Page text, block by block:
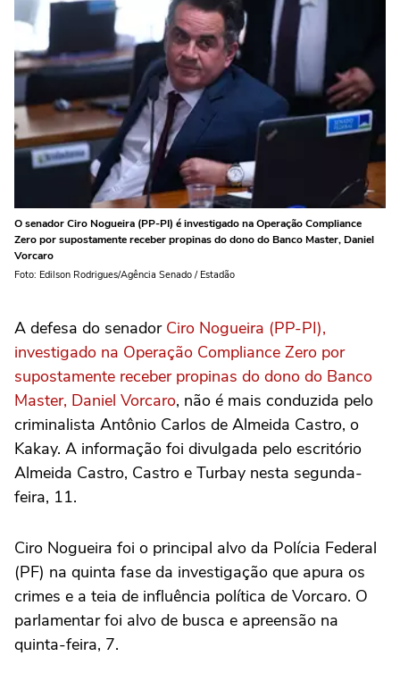
O senador Ciro Nogueira (PP-PI) é investigado na Operação Compliance
Zero por supostamente receber propinas do dono do Banco Master, Daniel
Vorcaro
Foto: Edilson Rodrigues/Agência Senado / Estadão
A defesa do senador Ciro Nogueira (PP-PI),
investigado na Operação Compliance Zero por
supostamente receber propinas do dono do Banco
Master, Daniel Vorcaro, não é mais conduzida pelo
criminalista Antônio Carlos de Almeida Castro, o
Kakay. A informação foi divulgada pelo escritório
Almeida Castro, Castro e Turbay nesta segunda-
feira, 11.
Ciro Nogueira foi o principal alvo da Polícia Federal
(PF) na quinta fase da investigação que apura os
crimes e a teia de influência política de Vorcaro. O
parlamentar foi alvo de busca e apreensão na
quinta-feira, 7.